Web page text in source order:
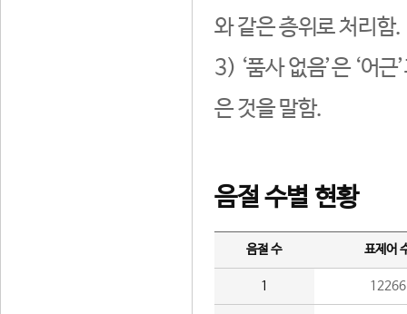
와 같은 층위로 처리함.
3) ‘품사 없음’은 ‘어
은 것을 말함.
음절 수별 현황
음절 수 표제어
1 12266